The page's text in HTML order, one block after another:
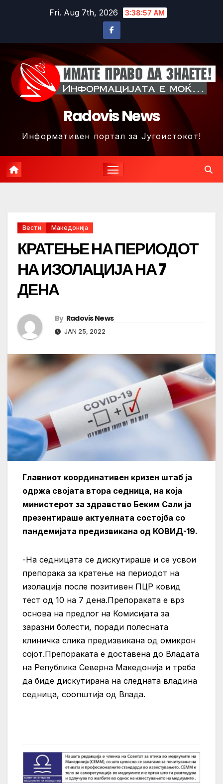
Fri. Aug 7th, 2026 3:38:59 AM
Radovis News
Информативен портал за Југоистокот!
Вести Македонија
КРАТЕЊЕ НА ПЕРИОДОТ
НА ИЗОЛАЦИЈА НА 7
ДЕНА
By Radovis News
JAN 25, 2022
Главниот координативен кризен штаб ја
одржа својата втора седница, на која
министерот за здравство Беким Сали ја
презентираше актуелната состојба со
пандемијата предизвикана од КОВИД-19.
-На седницата се дискутираше и се усвои
препорака за кратење на периодот на
изолација после позитивен ПЦР ковид
тест од 10 на 7 дена.Препораката е врз
основа на предлог на Комисијата за
заразни болести, поради полесната
клиничка слика предизвикана од омикрон
сојот.Препораката е доставена до Владата
на Република Северна Македонија и треба
да биде дискутирана на следната владина
седница, соопштија од Влада.